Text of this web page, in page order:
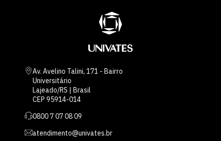
Av. Avelino Talini, 171 - Bairro
Universitário
Lajeado/RS | Brasil
CEP 95914-014
0800 7 07 08 09
atendimento@univates.br